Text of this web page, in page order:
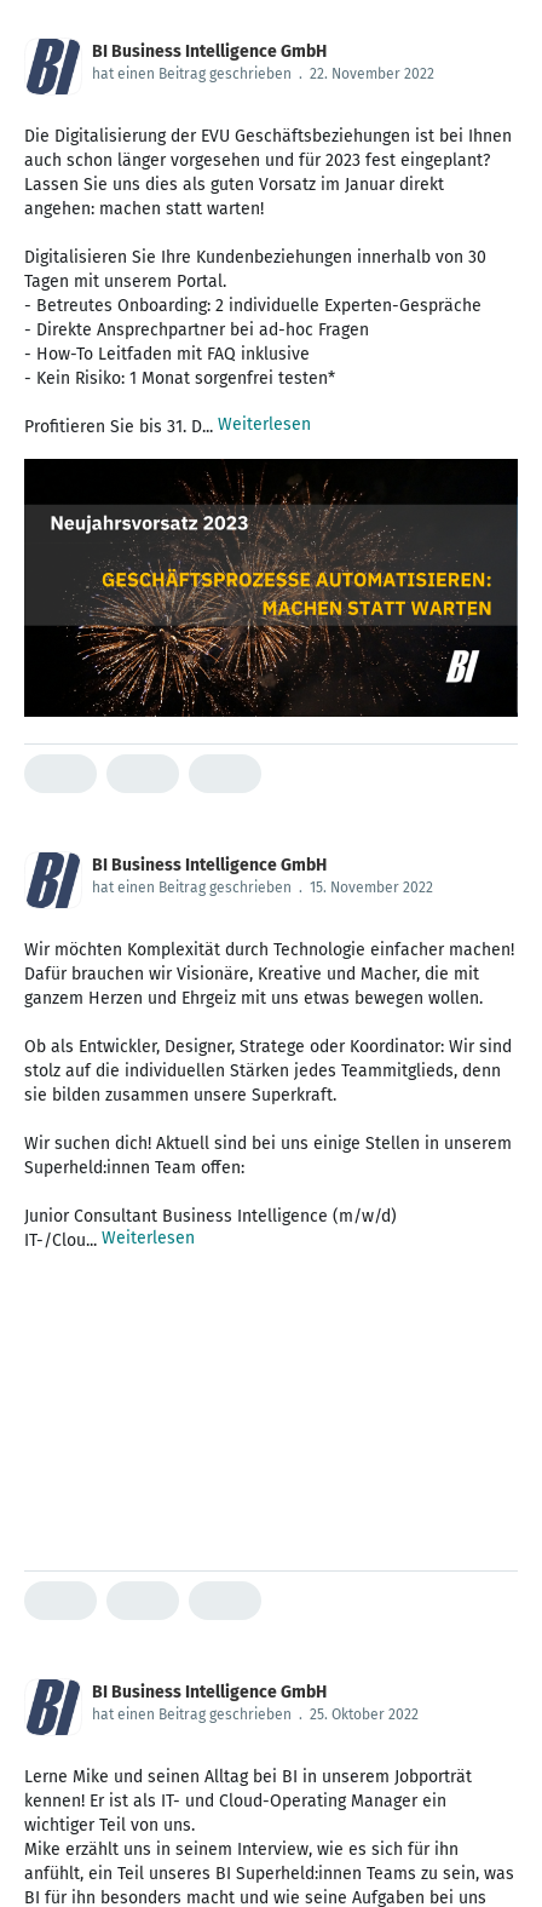
BI Business Intelligence GmbH
hat einen Beitrag geschrieben . 22. November 2022
Die Digitalisierung der EVU Geschäftsbeziehungen ist bei Ihnen
auch schon länger vorgesehen und für 2023 fest eingeplant?
Lassen Sie uns dies als guten Vorsatz im Januar direkt
angehen: machen statt warten!
Digitalisieren Sie Ihre Kundenbeziehungen innerhalb von 30
Tagen mit unserem Portal.
- Betreutes Onboarding: 2 individuelle Experten-Gespräche
- Direkte Ansprechpartner bei ad-hoc Fragen
- How-To Leitfaden mit FAQ inklusive
- Kein Risiko: 1 Monat sorgenfrei testen*
Profitieren Sie bis 31. D... Weiterlesen
BI Business Intelligence GmbH
hat einen Beitrag geschrieben . 15. November 2022
Wir möchten Komplexität durch Technologie einfacher machen!
Dafür brauchen wir Visionäre, Kreative und Macher, die mit
ganzem Herzen und Ehrgeiz mit uns etwas bewegen wollen.
Ob als Entwickler, Designer, Stratege oder Koordinator: Wir sind
stolz auf die individuellen Stärken jedes Teammitglieds, denn
sie bilden zusammen unsere Superkraft.
Wir suchen dich! Aktuell sind bei uns einige Stellen in unserem
Superheld:innen Team offen:
Junior Consultant Business Intelligence (m/w/d)
IT-/Clou... Weiterlesen
BI Business Intelligence GmbH
hat einen Beitrag geschrieben . 25. Oktober 2022
Lerne Mike und seinen Alltag bei BI in unserem Jobporträt
kennen! Er ist als IT- und Cloud-Operating Manager ein
wichtiger Teil von uns.
Mike erzählt uns in seinem Interview, wie es sich für ihn
anfühlt, ein Teil unseres BI Superheld:innen Teams zu sein, was
BI für ihn besonders macht und wie seine Aufgaben bei uns